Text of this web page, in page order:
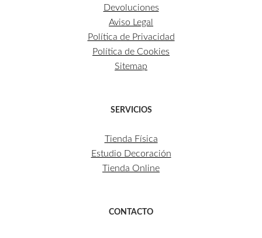
Devoluciones
Aviso Legal
Política de Privacidad
Política de Cookies
Sitemap
SERVICIOS
Tienda Física
Estudio Decoración
Tienda Online
CONTACTO